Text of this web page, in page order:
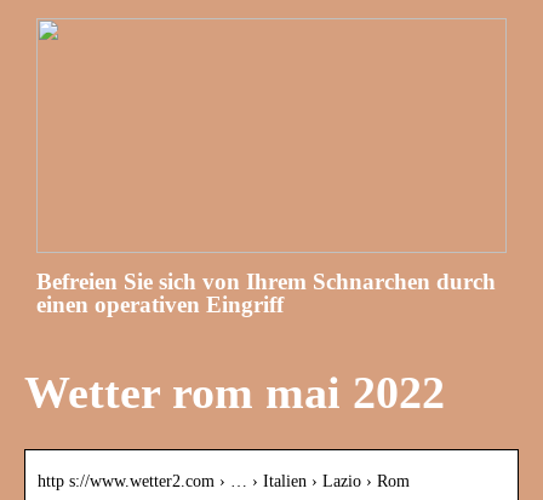
Befreien Sie sich von Ihrem Schnarchen durch
einen operativen Eingriff
Wetter rom mai 2022
http s://www.wetter2.com › … › Italien › Lazio › Rom